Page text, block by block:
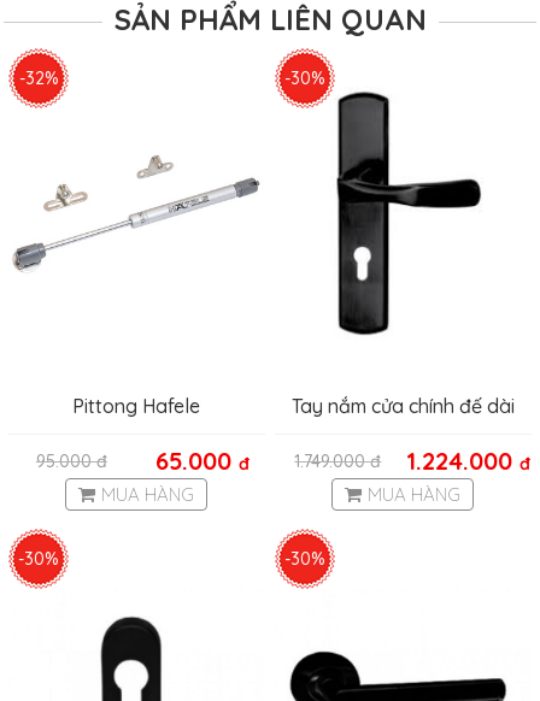
SẢN PHẨM LIÊN QUAN
Pittong Hafele
65.000 đ
95.000đ
-32%
MUA HÀNG
Tay nắm cửa chính đế dài
1.224.000đ
1.749.000đ
-30%
MUA HÀNG
-30% -30%